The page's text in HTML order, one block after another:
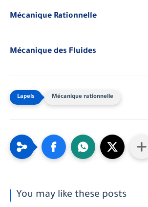
Mécanique Rationnelle
Mécanique des Fluides
Mécanique rationnelle
You may like these posts